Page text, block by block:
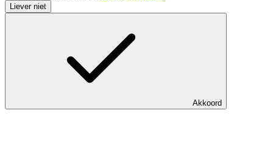
Liever niet
Akkoord